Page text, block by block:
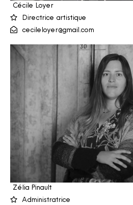
Cécile Loyer
Directrice artistique
cecileloyer@gmail.com
Zélia Pinault
Administratrice